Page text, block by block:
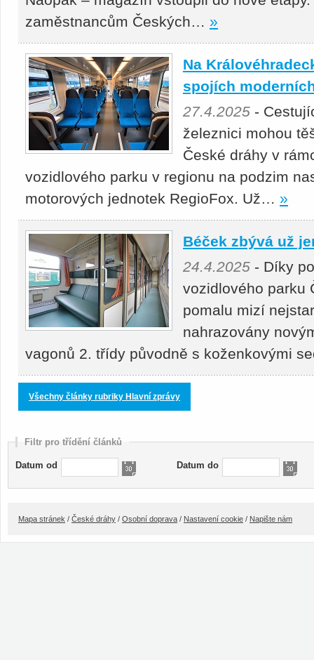
zaměstnancům Českých… »
Na
spojích
27.4.2025 -
železnici mohou
České dráhy v
vozidlového parku v regionu na podzim
motorových jednotek RegioFox. Už… »
Béček zbývá už
24.4.2025 - Díky
vozidlového parku
pomalu mizí
nahrazovány
vagonů 2. třídy původně s koženkovými
Všechny články rubriky Hlavní zprávy
Filtr pro třídění článků
Datum od Datum do
Mapa stránek / České dráhy / Osobní doprava / Nastavení cookie / Napište nám